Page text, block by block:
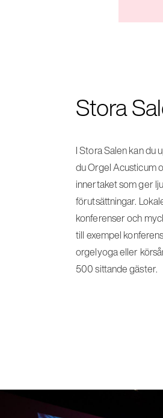
Stora
I Stora Salen kan du
du Orgel Acusticum
innertaket som ger
förutsättningar.
konferenser och
till exempel
orgelyoga eller
500 sittande gäster.